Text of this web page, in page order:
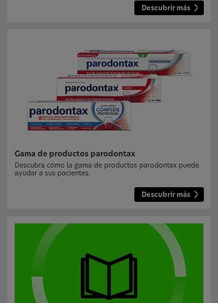
Descubrir más
Gama de productos parodontax
Descubra cómo la gama de productos parodontax puede
ayudar a sus pacientes.
Descubrir más